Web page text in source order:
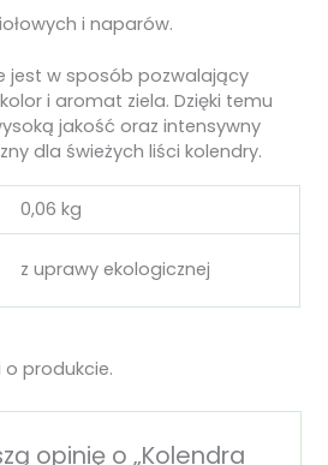
i naparów.
jest w sposób pozwalający
i aromat ziela. Dzięki temu
jakość oraz intensywny
dla świeżych liści kolendry.
0,06 kg
z uprawy ekologicznej
o produkcie.
opinię o „Kolendra